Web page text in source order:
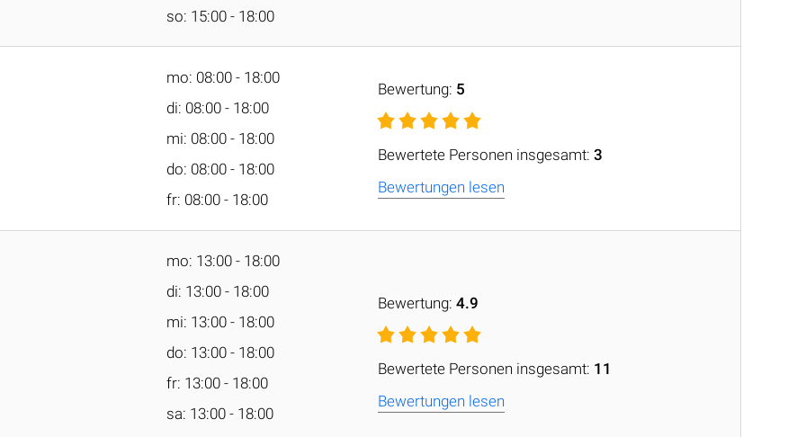
so: 15:00 - 18:00
mo: 08:00 - 18:00
di: 08:00 - 18:00
mi: 08:00 - 18:00
do: 08:00 - 18:00
fr: 08:00 - 18:00
Bewertung: 5
Bewertete Personen insgesamt: 3
Bewertungen lesen
mo: 13:00 - 18:00
di: 13:00 - 18:00
mi: 13:00 - 18:00
do: 13:00 - 18:00
fr: 13:00 - 18:00
sa: 13:00 - 18:00
Bewertung: 4.9
Bewertete Personen insgesamt: 11
Bewertungen lesen